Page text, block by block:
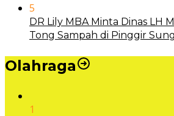
5
DR Lily MBA Minta Dinas LH
Tong Sampah di Pinggir
Olahraga
1